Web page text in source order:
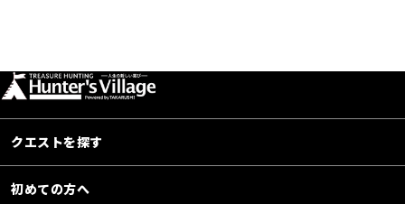
クエストを探す
初めての方へ